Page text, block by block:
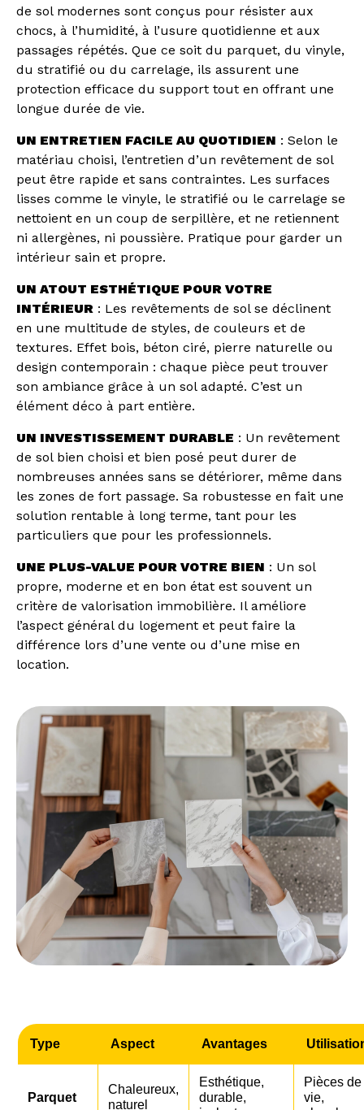
de sol modernes sont conçus pour résister aux
chocs, à l’humidité, à l’usure quotidienne et aux
passages répétés. Que ce soit du parquet, du vinyle,
du stratifié ou du carrelage, ils assurent une
protection efficace du support tout en offrant une
longue durée de vie.
UN ENTRETIEN FACILE AU QUOTIDIEN : Selon le
matériau choisi, l’entretien d’un revêtement de sol
peut être rapide et sans contraintes. Les surfaces
lisses comme le vinyle, le stratifié ou le carrelage se
nettoient en un coup de serpillère, et ne retiennent
ni allergènes, ni poussière. Pratique pour garder un
intérieur sain et propre.
UN ATOUT ESTHÉTIQUE POUR VOTRE
INTÉRIEUR : Les revêtements de sol se déclinent
en une multitude de styles, de couleurs et de
textures. Effet bois, béton ciré, pierre naturelle ou
design contemporain : chaque pièce peut trouver
son ambiance grâce à un sol adapté. C’est un
élément déco à part entière.
UN INVESTISSEMENT DURABLE : Un revêtement
de sol bien choisi et bien posé peut durer de
nombreuses années sans se détériorer, même dans
les zones de fort passage. Sa robustesse en fait une
solution rentable à long terme, tant pour les
particuliers que pour les professionnels.
UNE PLUS-VALUE POUR VOTRE BIEN : Un sol
propre, moderne et en bon état est souvent un
critère de valorisation immobilière. Il améliore
l’aspect général du logement et peut faire la
différence lors d’une vente ou d’une mise en
location.
Type Aspect Avantages
Parquet
Chaleureux,
naturel
Esthétique,
durable,
Pièces de
vie,